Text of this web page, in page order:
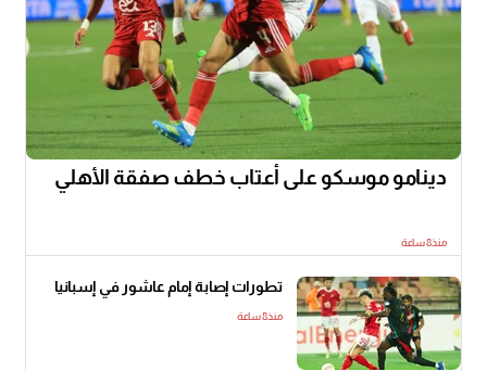
دينامو موسكو على أعتاب خطف صفقة الأهلي
منذ8 ساعة
تطورات إصابة إمام عاشور في إسبانيا
منذ8 ساعة